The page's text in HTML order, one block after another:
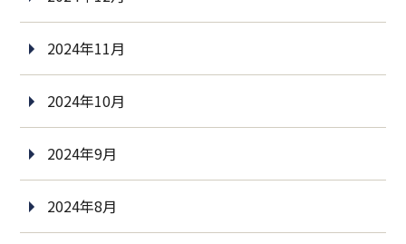
2024年11月
2024年10月
2024年9月
2024年8月